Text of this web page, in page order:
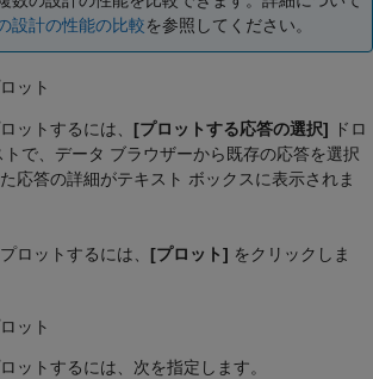
設計の性能の比較を参照してください。
ット
ットするには、 [プロットする応答の選択] ドロ
トで、データ ブラウザーから既存の応答を選択
応答の詳細がテキスト ボックスに表示されま
ロットするには、 [プロット] をクリックしま
ット
ットするには、次を指定します。